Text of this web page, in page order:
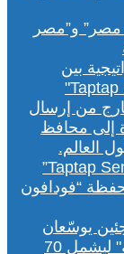
مصر” و”مصر
شراكة بين ڤودافون مصر و”Taptap Send”
من 30 دولة لمحفظة “فودافون